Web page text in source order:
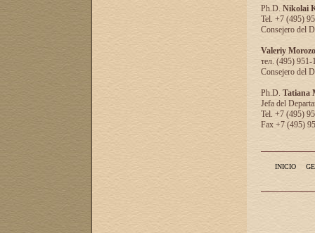
Ph.D. Nikolai
Tel. +7 (495)
Consejero del
Valeriy
тел. (495) 951-
Consejero del
Ph.D. Tatiana
Jefa del
Tel. +7 (495)
Fax +7 (495)
INICIO